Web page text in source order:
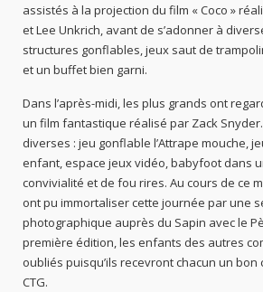
assistés à la projection du film « Coco »
et Lee Unkrich, avant de s’adonner à
structures gonflables, jeux saut de
et un buffet bien garni.
Dans l’après-midi, les plus grands ont
un film fantastique réalisé par Zack
diverses : jeu gonflable l’Attrape mouche,
enfant, espace jeux vidéo, babyfoot dans
convivialité et de fou rires. Au cours de ce
ont pu immortaliser cette journée par une
photographique auprès du Sapin avec le
première édition, les enfants des autres
oubliés puisqu’ils recevront chacun un
CTG.